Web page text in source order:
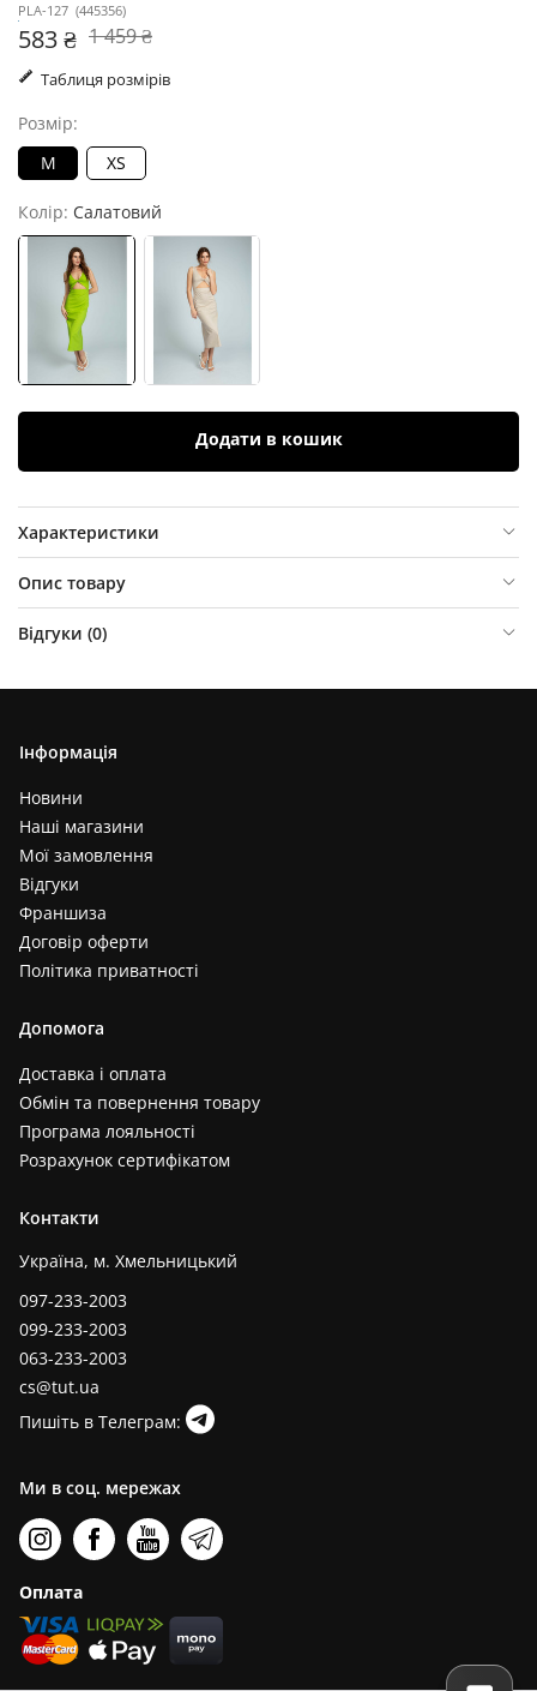
PLA-127 (445356)
583 ₴ 1 459 ₴
Таблиця розмірів
Розмір:
M
XS
Колір: Салатовий
Додати в кошик
Характеристики
Опис товару
Відгуки (0)
Інформація
Новини
Наші магазини
Мої замовлення
Відгуки
Франшиза
Договір оферти
Політика приватності
Допомога
Доставка і оплата
Обмін та повернення товару
Програма лояльності
Розрахунок сертифікатом
Контакти
Україна, м. Хмельницький
097-233-2003
099-233-2003
063-233-2003
cs@tut.ua
Пишіть в Телеграм:
Ми в соц. мережах
Оплата